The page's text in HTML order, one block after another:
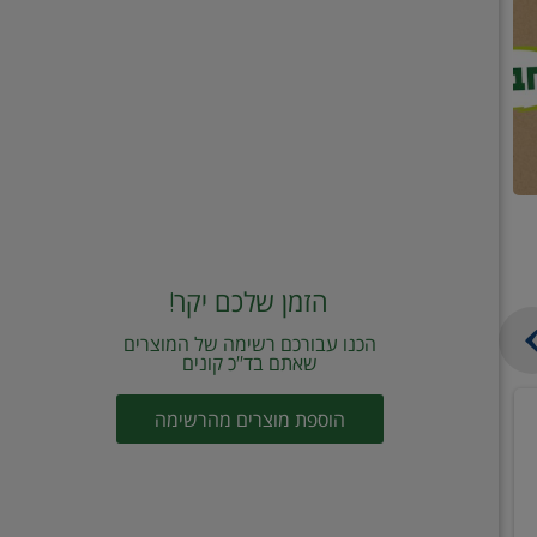
הזמן שלכם יקר!
הכנו עבורכם רשימה של המוצרים
שאתם בד"כ קונים
הוספת מוצרים מהרשימה